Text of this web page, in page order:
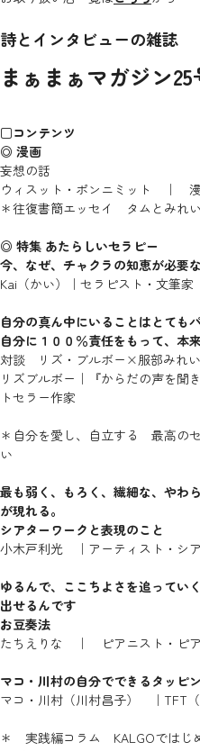
詩とインタビューの雑誌
まぁまぁマガジン25
□コンテンツ
◎ 漫画
妄想の話
ウィスット・ポンニミット ｜
＊往復書簡エッセイ タムとみれ
◎ 特集 あたらしいセラピー
今、なぜ、チャクラの知恵が必要
Kai（かい）｜セラピスト・文筆家
自分の真ん中にいることはとても
自分に１００％責任をもって、本
対談 リズ・ブルボー×服部みれい
リズブルボー｜『からだの声を聞
トセラー作家
＊自分を愛し、自立する 最高の
い
最も弱く、もろく、繊細な、やわ
が現れる。
シアターワークと表現のこと
小木戸利光 ｜アーティスト・シ
ゆるんで、ここちよさを追ってい
出せるんです
お豆奏法
たちえりな ｜ ピアニスト・ピ
マコ・川村の自分でできるタッ
マコ・川村（川村昌子） ｜TFT
＊ 実践編コラム KALGOではじ